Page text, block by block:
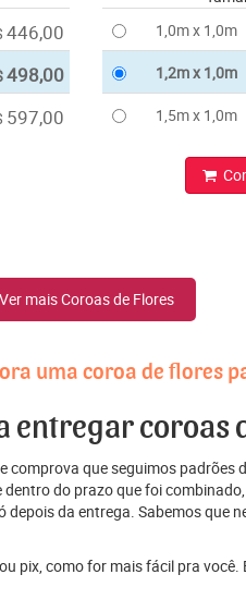
446,00
498,00
597,00
1,0m x 1,0m
1,2m x 1,0m
1,5m x 1,0m
Ver mais Coroas de Flores
uma coroa de flores
coroas
comprova que seguimos
do prazo que foi
da entrega. Sabemos que
pix, como for mais fácil pra